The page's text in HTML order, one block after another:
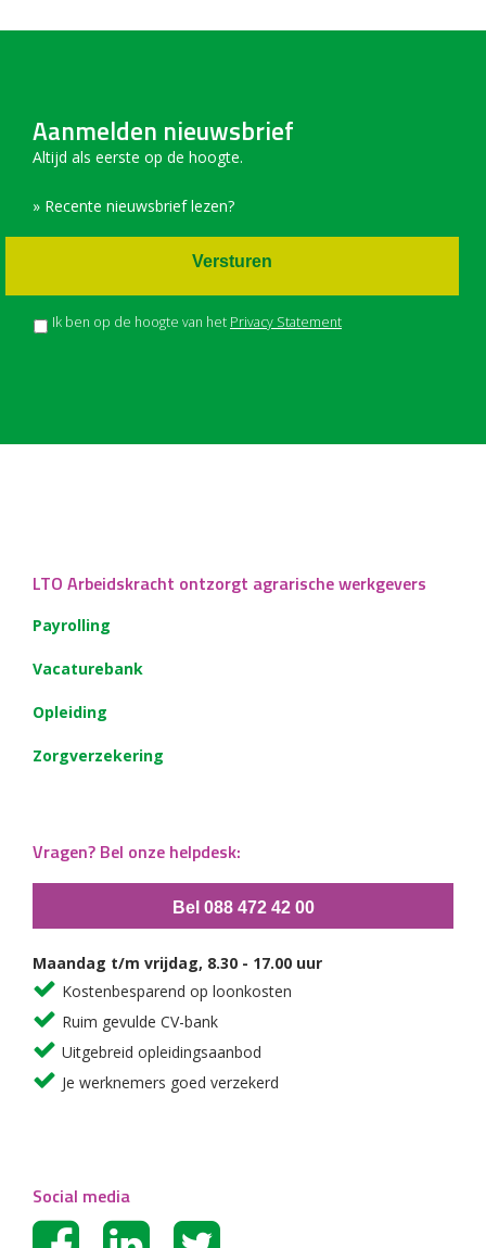
Aanmelden nieuwsbrief
Altijd als eerste op de hoogte.
» Recente nieuwsbrief lezen?
Ik ben op de hoogte van het Privacy Statement
Versturen
LTO Arbeidskracht ontzorgt agrarische werkgevers
Payrolling
Vacaturebank
Opleiding
Zorgverzekering
Vragen? Bel onze helpdesk:
Bel 088 472 42 00
Maandag t/m vrijdag, 8.30 - 17.00 uur
Kostenbesparend op loonkosten
Ruim gevulde CV-bank
Uitgebreid opleidingsaanbod
Je werknemers goed verzekerd
Social media